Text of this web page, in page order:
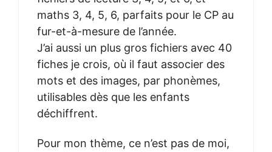
maths 3, 4, 5, 6, parfaits pour le CP au
fur-et-à-mesure de l’année.
J’ai aussi un plus gros fichiers avec 40
fiches je crois, où il faut associer des
mots et des images, par phonèmes,
utilisables dès que les enfants
déchiffrent.
Pour mon thème, ce n’est pas de moi,